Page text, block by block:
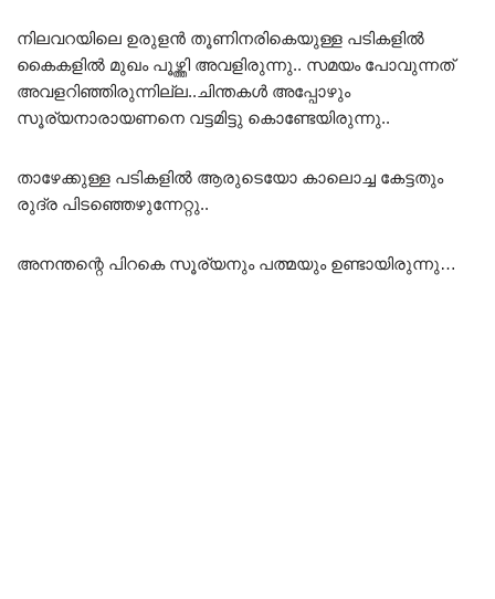
നിലവറയിലെ ഉരുളൻ തൂണിനരികെയുള്ള പടികളിൽ
കൈകളിൽ മുഖം പൂഴ്ത്തി അവളിരുന്നു.. സമയം പോവുന്നത്
അവളറിഞ്ഞിരുന്നില്ല..ചിന്തകൾ അപ്പോഴും
സൂര്യനാരായണനെ വട്ടമിട്ടു കൊണ്ടേയിരുന്നു..
താഴേക്കുള്ള പടികളിൽ ആരുടെയോ കാലൊച്ച കേട്ടതും
രുദ്ര പിടഞ്ഞെഴുന്നേറ്റു..
അനന്തന്റെ പിറകെ സൂര്യനും പത്മയും ഉണ്ടായിരുന്നു…